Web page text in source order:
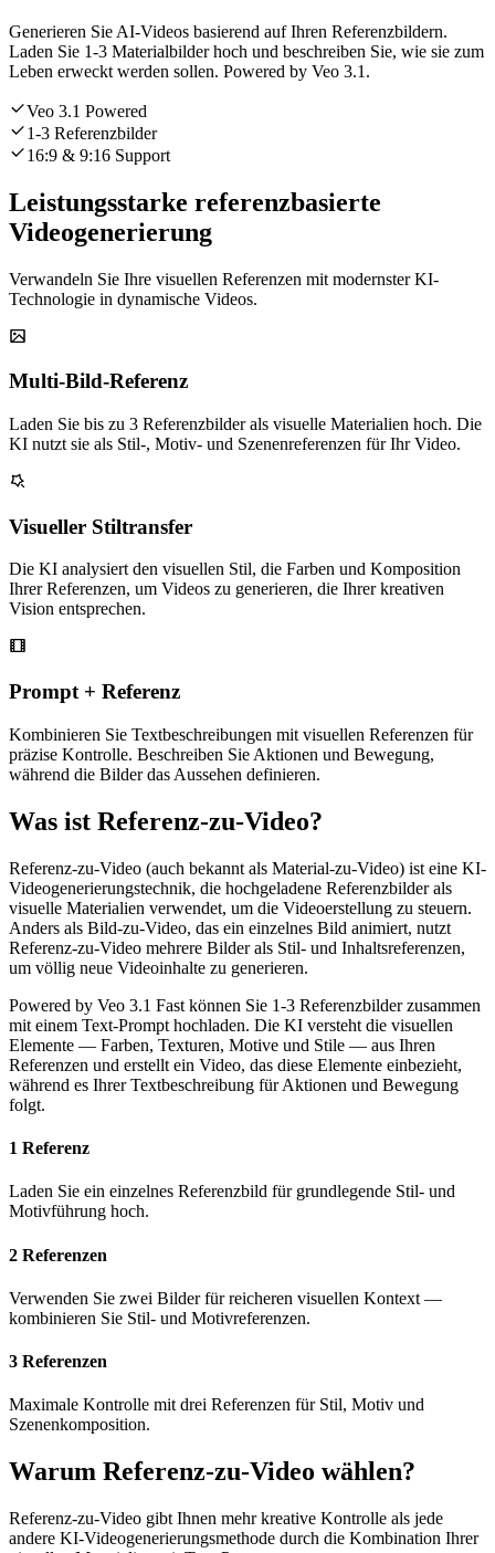
Generieren Sie AI-Videos basierend auf Ihren Referenzbildern.
Laden Sie 1-3 Materialbilder hoch und beschreiben Sie, wie sie zum
Leben erweckt werden sollen. Powered by Veo 3.1.
Veo 3.1 Powered
1-3 Referenzbilder
16:9 & 9:16 Support
Leistungsstarke referenzbasierte
Videogenerierung
Verwandeln Sie Ihre visuellen Referenzen mit modernster KI-
Technologie in dynamische Videos.
Multi-Bild-Referenz
Laden Sie bis zu 3 Referenzbilder als visuelle Materialien hoch. Die
KI nutzt sie als Stil-, Motiv- und Szenenreferenzen für Ihr Video.
Visueller Stiltransfer
Die KI analysiert den visuellen Stil, die Farben und Komposition
Ihrer Referenzen, um Videos zu generieren, die Ihrer kreativen
Vision entsprechen.
Prompt + Referenz
Kombinieren Sie Textbeschreibungen mit visuellen Referenzen für
präzise Kontrolle. Beschreiben Sie Aktionen und Bewegung,
während die Bilder das Aussehen definieren.
Was ist Referenz-zu-Video?
Referenz-zu-Video (auch bekannt als Material-zu-Video) ist eine KI-
Videogenerierungstechnik, die hochgeladene Referenzbilder als
visuelle Materialien verwendet, um die Videoerstellung zu steuern.
Anders als Bild-zu-Video, das ein einzelnes Bild animiert, nutzt
Referenz-zu-Video mehrere Bilder als Stil- und Inhaltsreferenzen,
um völlig neue Videoinhalte zu generieren.
Powered by Veo 3.1 Fast können Sie 1-3 Referenzbilder zusammen
mit einem Text-Prompt hochladen. Die KI versteht die visuellen
Elemente — Farben, Texturen, Motive und Stile — aus Ihren
Referenzen und erstellt ein Video, das diese Elemente einbezieht,
während es Ihrer Textbeschreibung für Aktionen und Bewegung
folgt.
1 Referenz
Laden Sie ein einzelnes Referenzbild für grundlegende Stil- und
Motivführung hoch.
2 Referenzen
Verwenden Sie zwei Bilder für reicheren visuellen Kontext —
kombinieren Sie Stil- und Motivreferenzen.
3 Referenzen
Maximale Kontrolle mit drei Referenzen für Stil, Motiv und
Szenenkomposition.
Warum Referenz-zu-Video wählen?
Referenz-zu-Video gibt Ihnen mehr kreative Kontrolle als jede
andere KI-Videogenerierungsmethode durch die Kombination Ihrer